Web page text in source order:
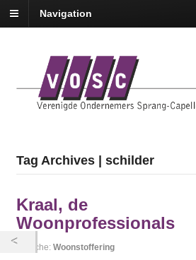
Navigation
Tag Archives | schilder
Kraal, de
Woonprofessionals
Branche: Woonstoffering